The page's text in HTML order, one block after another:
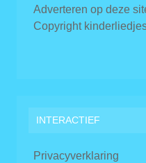
Adverteren op deze
Copyright
INTERACTIEF
Privacyverklaring